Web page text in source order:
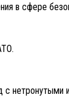
в сфере
нетронутыми